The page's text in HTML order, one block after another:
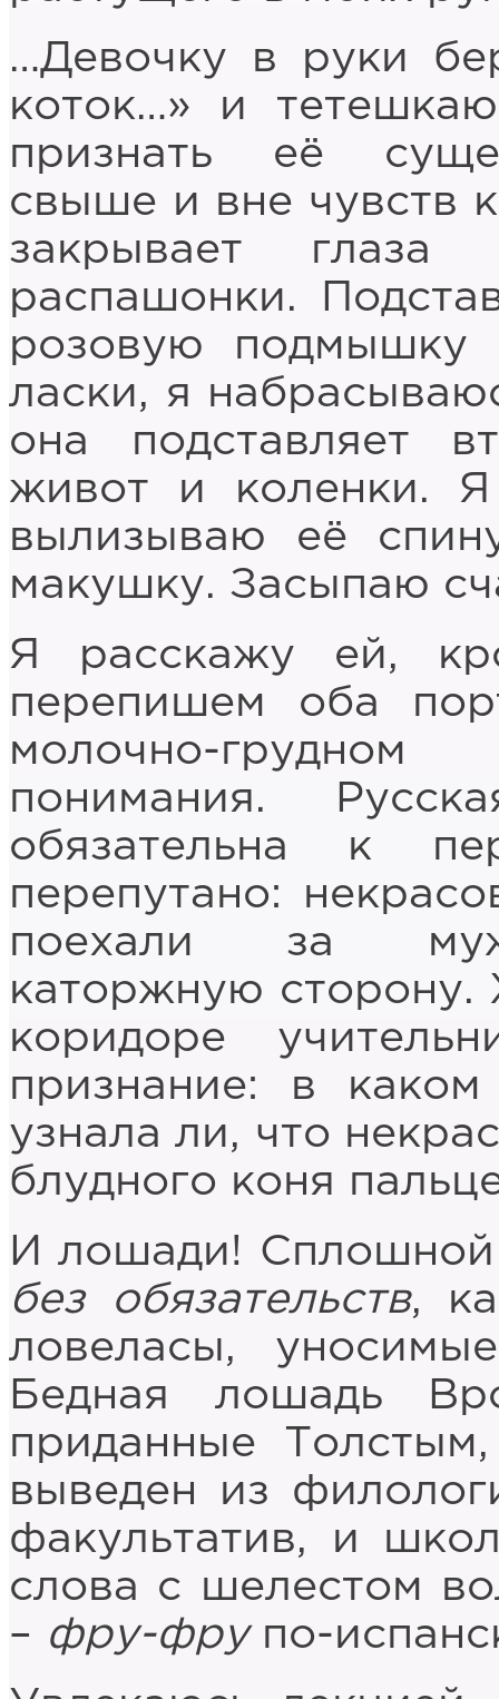
…Девочку в руки
коток…» и
признать её
свыше и вне чувств
закрывает
распашонки.
розовую подмышку
ласки, я
она подставляет
живот и коленки. Я
вылизываю её
макушку. Засыпаю
Я расскажу ей,
перепишем оба
молочно-
понимания.
обязательна к
перепутано:
поехали за
каторжную сторону.
коридоре
признание: в
узнала ли, что
блудного коня
И лошади!
без обязательств,
ловеласы,
Бедная лошадь
приданные
выведен из
факультатив, и
слова с шелестом
– фру-фрупо-